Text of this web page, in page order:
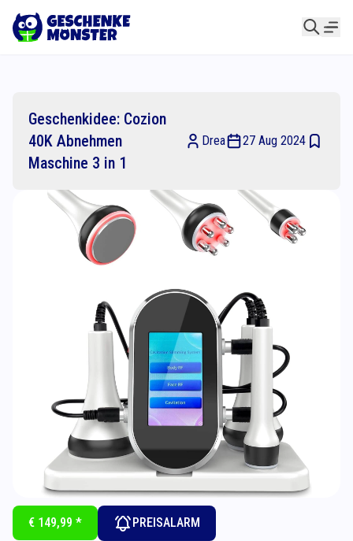
Geschenkidee: Cozion
40K Abnehmen
Maschine 3 in 1
Drea 27 Aug 2024
€ 149,99 * PREISALARM